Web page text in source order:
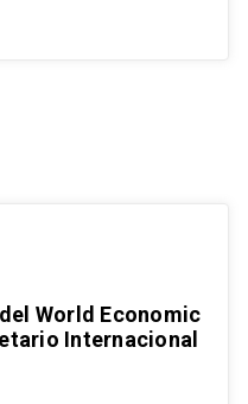
World Economic
Internacional